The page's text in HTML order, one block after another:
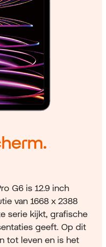
G6 is 12.9 inch
van 1668 x 2388
serie kijkt, grafische
geeft. Op dit
tot leven en is het